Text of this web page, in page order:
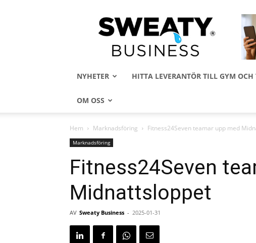
Sweaty
Business
NYHETER HITTA LEVERANTÖR TILL GYM
OM OSS
Hem Marknadsföring Fitness24Seven teamar upp med
Marknadsföring
Fitness24Seven
Midnattsloppet
AV Sweaty Business - 2025-01-31